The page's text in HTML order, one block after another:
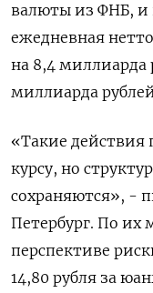
валюты из ФНБ, и
ежедневная
на 8,4 миллиарда
миллиарда
«Такие действия
курсу, но
сохраняются», -
Петербург. По их
перспективе
14,80 рубля за